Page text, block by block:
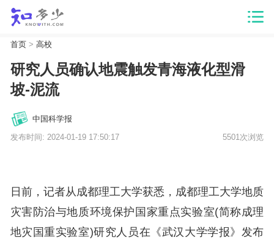
首页> 高校
研究人员确认地震触发青海液化型滑
坡-泥流
中国科学报
发布时间: 2024-01-19 17:50:17 5501次浏览
日前，记者从成都理工大学获悉，成都理工大学地质
灾害防治与地质环境保护国家重点实验室(简称成理
地灾国重实验室)研究人员在《武汉大学学报》发布